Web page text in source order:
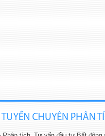
TUYỀN CHUYÊN PHÂN